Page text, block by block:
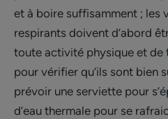
et à boire suffisamment ; les
respirants doivent d’abord
toute activité physique et de
pour vérifier qu’ils sont bien
prévoir une serviette pour
d’eau thermale pour se